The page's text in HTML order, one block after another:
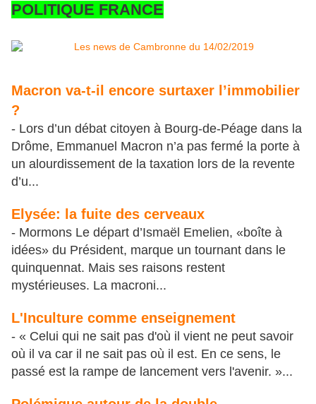
POLITIQUE FRANCE
Macron va-t-il encore surtaxer l’immobilier
?
- Lors d’un débat citoyen à Bourg-de-Péage dans la
Drôme, Emmanuel Macron n’a pas fermé la porte à
un alourdissement de la taxation lors de la revente
d’u...
Elysée: la fuite des cerveaux
- Mormons Le départ d’Ismaël Emelien, «boîte à
idées» du Président, marque un tournant dans le
quinquennat. Mais ses raisons restent
mystérieuses. La macroni...
L'Inculture comme enseignement
- « Celui qui ne sait pas d'où il vient ne peut savoir
où il va car il ne sait pas où il est. En ce sens, le
passé est la rampe de lancement vers l'avenir. »...